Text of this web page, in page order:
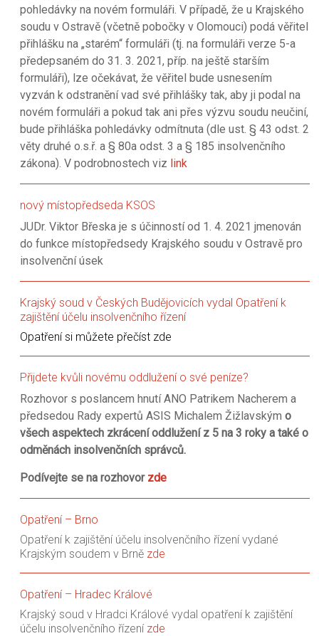
pohledávky na novém formuláři. V případě, že u Krajského
soudu v Ostravě (včetně pobočky v Olomouci) podá věřitel
přihlášku na „starém“ formuláři (tj. na formuláři verze 5-a
předepsaném do 31. 3. 2021, příp. na ještě starším
formuláři), lze očekávat, že věřitel bude usnesením
vyzván k odstranění vad své přihlášky tak, aby ji podal na
novém formuláři a pokud tak ani přes výzvu soudu neučiní,
bude přihláška pohledávky odmítnuta (dle ust. § 43 odst. 2
věty druhé o.s.ř. a § 80a odst. 3 a § 185 insolvenčního
zákona). V podrobnostech viz link
nový místopředseda KSOS
JUDr. Viktor Břeska je s účinností od 1. 4. 2021 jmenován
do funkce místopředsedy Krajského soudu v Ostravě pro
insolvenční úsek
Krajský soud v Českých Budějovicích vydal Opatření k
zajištění účelu insolvenčního řízení
Opatření si můžete přečíst zde
Přijdete kvůli novému oddlužení o své peníze?
Rozhovor s poslancem hnutí ANO Patrikem Nacherem a
předsedou Rady expertů ASIS Michalem Žižlavskýmo
všech aspektech zkrácení oddlužení z 5 na 3 roky a také o
odměnách insolvenčních správců.
Podívejte se na rozhovor zde
Opatření – Brno
Opatření k zajištění účelu insolvenčního řízení vydané
Krajským soudem v Brně zde
Opatření – Hradec Králové
Krajský soud v Hradci Králové vydal opatření k zajištění
účelu insolvenčního řízení zde